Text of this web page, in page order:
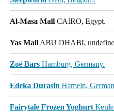
Al-Masa Mall CAIRO, Egypt.
Yas Mall ABU DHABI,
Zoë Bars Hamburg, Germany.
Edeka Durasin Hameln,
Fairytale Frozen Yoghurt